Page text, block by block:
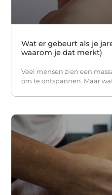
Wat er gebeurt als je
waarom je dat merkt)
Veel mensen zien een
om te ontspannen. Maar